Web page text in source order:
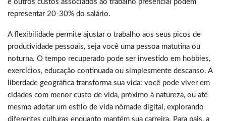
e outros custos associados ao trabalho presencial podem
representar 20-30% do salário.
A flexibilidade permite ajustar o trabalho aos seus picos de
produtividade pessoais, seja você uma pessoa matutina ou
noturna. O tempo recuperado pode ser investido em hobbies,
exercícios, educação continuada ou simplesmente descanso. A
liberdade geográfica transforma sua vida: você pode viver em
cidades com menor custo de vida, próximo à natureza, ou até
mesmo adotar um estilo de vida nômade digital, explorando
diferentes culturas enquanto mantém sua carreira. Para pais, a